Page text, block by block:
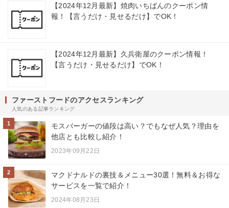
【2024年12月最新】焼肉いちばんのクーポン情
報！【言うだけ・見せるだけ】でOK！
【2024年12月最新】久兵衛屋のクーポン情報！
【言うだけ・見せるだけ】でOK！
ファーストフードのアクセスランキング
人気のある記事ランキング
1
モスバーガーの値段は高い？でもなぜ人気？理由を
他店とも比較し紹介！
2023年09月22日
2
マクドナルドの裏技＆メニュー30選！無料＆お得な
サービスを一覧で紹介！
2024年08月23日